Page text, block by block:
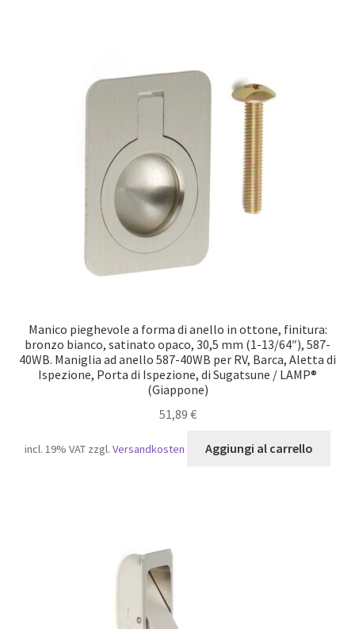
Manico pieghevole a forma di anello in ottone, finitura:
bronzo bianco, satinato opaco, 30,5 mm (1-13/64″), 587-
40WB. Maniglia ad anello 587-40WB per RV, Barca, Aletta di
Ispezione, Porta di Ispezione, di Sugatsune / LAMP®
(Giappone)
51,89 €
incl. 19% VAT zzgl. Versandkosten Aggiungi al carrello